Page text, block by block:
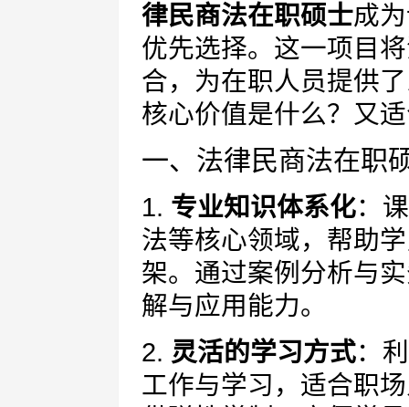
律民商法在职硕士成
优先选择。这一项目
合，为在职人员提供
核心价值是什么？又
一、法律民商法在职
1. 专业知识体系化：
法等核心领域，帮助
架。通过案例分析与
解与应用能力。
2. 灵活的学习方式：
工作与学习，适合职